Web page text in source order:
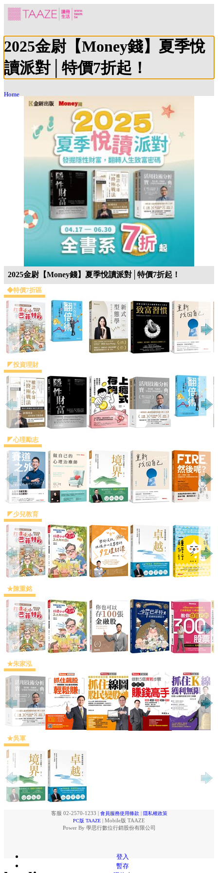
2025金尉【Money錢】夏季悅
讀派對│特價7折起！
Home
2025金尉【Money錢】夏季悅讀派對│特價7折起！
◆特價7折區
◤投資理財
◤心理勵志
◤少兒教育
★陳重銘
★朱家泓
★吳軍
登入
暫存
客服 02-2570-1233 | 會員服務使用條款 | 隱私權政策
PC版 TAAZE | Mobile版 TAAZE
Power By 學思行數位行銷股份有限公司